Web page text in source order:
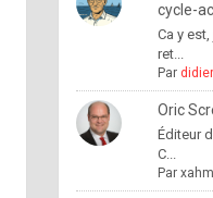
cycle-
Ca y
ret...
Par
Oric
Éditeur
C...
Par